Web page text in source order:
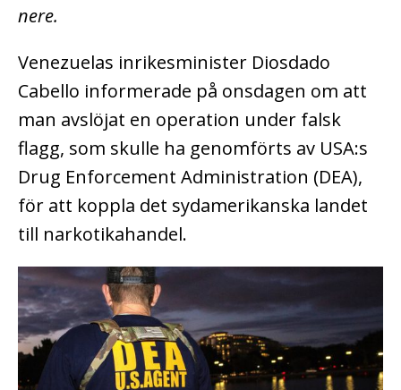
nere.
Venezuelas inrikesminister Diosdado
Cabello informerade på onsdagen om att
man avslöjat en operation under falsk
flagg, som skulle ha genomförts av USA:s
Drug Enforcement Administration (DEA),
för att koppla det sydamerikanska landet
till narkotikahandel.